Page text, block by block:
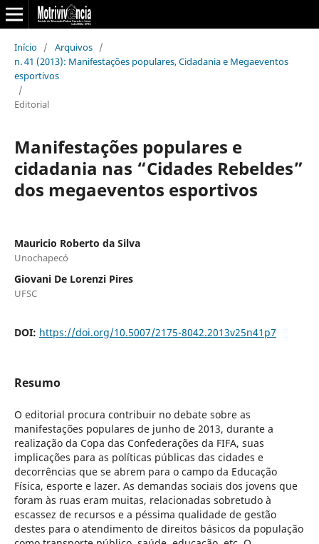
Início / Arquivos /
n. 41 (2013): Manifestações populares, Cidadania e Megaeventos
esportivos
/
Editorial
Manifestações populares e
cidadania nas “Cidades Rebeldes”
dos megaeventos esportivos
Mauricio Roberto da Silva
Unochapecó
Giovani De Lorenzi Pires
UFSC
DOI: https://doi.org/10.5007/2175-8042.2013v25n41p7
Resumo
O editorial procura contribuir no debate sobre as
manifestações populares de junho de 2013, durante a
realização da Copa das Confederações da FIFA, suas
implicações para as políticas públicas das cidades e
decorrências que se abrem para o campo da Educação
Física, esporte e lazer. As demandas sociais dos jovens que
foram às ruas eram muitas, relacionadas sobretudo à
escassez de recursos e a péssima qualidade de gestão
destes para o atendimento de direitos básicos da população